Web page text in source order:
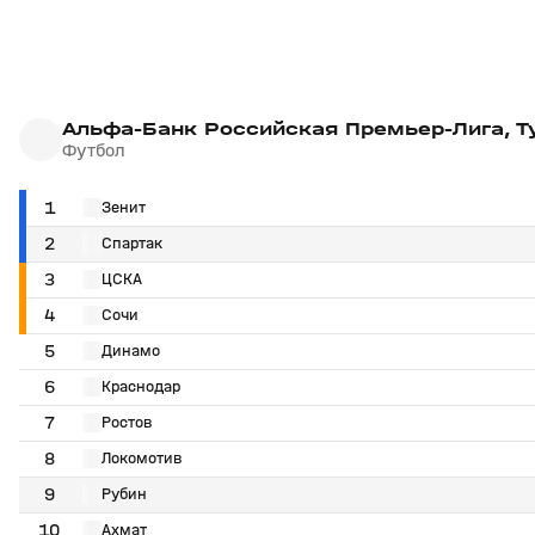
Альфа-Банк Российская Премьер-Лига,
Футбол
1 Зенит
2 Спартак
3 ЦСКА
4 Сочи
5 Динамо
6 Краснодар
7 Ростов
8 Локомотив
9 Рубин
10 Ахмат